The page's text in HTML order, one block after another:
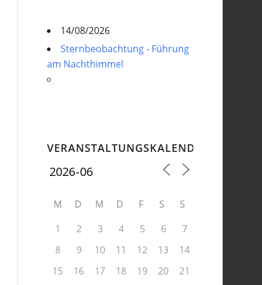
14/08/2026
Sternbeobachtung - Führung
am Nachthimmel
VERANSTALTUNGSKALENDER
M D M D F S
S
1
2 3 4 5 6
7
8
9 10 11 12 13
14
15
16 17 18 19 20
21